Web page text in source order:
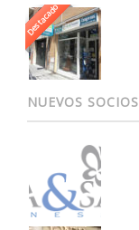
Destacado
NUEVOS SOCIOS